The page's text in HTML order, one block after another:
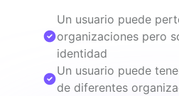
Un usuario puede
organizaciones pero
identidad
Un usuario puede
de diferentes